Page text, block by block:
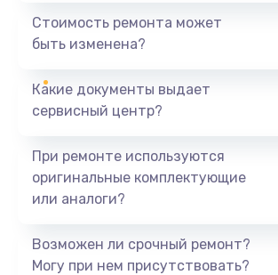
1440 руб.
Ремонт южного моста
Замена батарейки BIOS
Заказать
Стоимость ремонта может
быть изменена?
Какие документы выдает
сервисный центр?
При ремонте используются
оригинальные комплектующие
или аналоги?
Возможен ли срочный ремонт?
Могу при нем присутствовать?